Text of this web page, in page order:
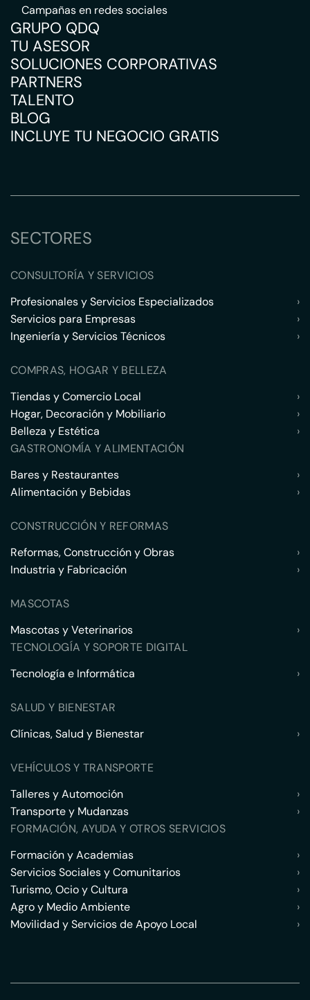
Campañas en redes sociales
GRUPO QDQ
TU ASESOR
SOLUCIONES CORPORATIVAS
PARTNERS
TALENTO
BLOG
INCLUYE TU NEGOCIO GRATIS
SECTORES
CONSULTORÍA Y SERVICIOS
Profesionales y Servicios Especializados
›
Servicios para Empresas
›
Ingeniería y Servicios Técnicos
›
COMPRAS, HOGAR Y BELLEZA
Tiendas y Comercio Local
›
Hogar, Decoración y Mobiliario
›
Belleza y Estética
›
GASTRONOMÍA Y ALIMENTACIÓN
Bares y Restaurantes
›
Alimentación y Bebidas
›
CONSTRUCCIÓN Y REFORMAS
Reformas, Construcción y Obras
›
Industria y Fabricación
›
MASCOTAS
Mascotas y Veterinarios
›
TECNOLOGÍA Y SOPORTE DIGITAL
Tecnología e Informática
›
SALUD Y BIENESTAR
Clínicas, Salud y Bienestar
›
VEHÍCULOS Y TRANSPORTE
Talleres y Automoción
›
Transporte y Mudanzas
›
FORMACIÓN, AYUDA Y OTROS SERVICIOS
Formación y Academias
›
Servicios Sociales y Comunitarios
›
Turismo, Ocio y Cultura
›
Agro y Medio Ambiente
›
Movilidad y Servicios de Apoyo Local
›